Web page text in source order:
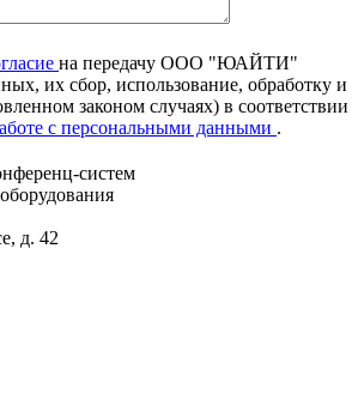
на передачу ООО "ЮАЙТИ"
их сбор, использование, обработку и
законом случаях) в соответствии
с персональными данными .
систем
д. 42